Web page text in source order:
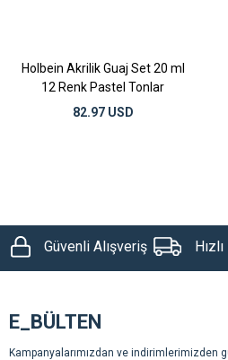
Holbein Akrilik Guaj Set 20 ml
12 Renk Pastel Tonlar
82.97 USD
Güvenli Alışveriş
E_BÜLTEN
Kampanyalarımızdan ve indirimlerimizden